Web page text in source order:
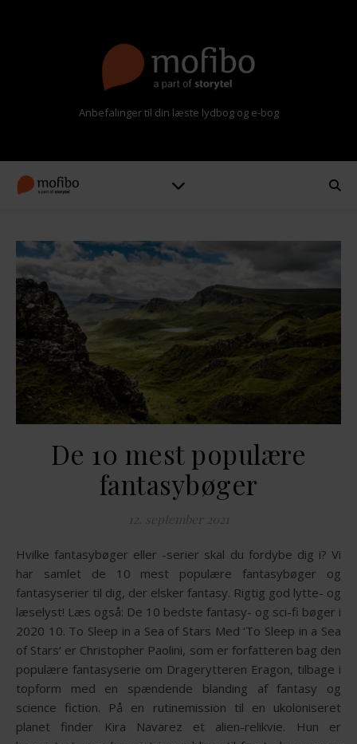
Anbefalinger til din læste lydbog og e-bog
De 10 mest populære
fantasybøger
12. september 2021
Hvilke fantasybøger eller -serier skal du fordybe dig i? Vi
har samlet de 10 mest populære fantasybøger og
fantasyserier til dig, der elsker fantasy. Rigtig god lytte- og
læselyst! Læs også: De 10 bedste fantasy- og sci-fi bøger i
2020 10. To Sleep in a Sea of Stars Med ‘To Sleep in a Sea
of Stars‘ er Christopher Paolini, som er forfatteren bag den
populære fantasyserie om Dragerytteren Eragon, tilbage i
topform med en spændende blanding af fantasy og
science fiction. På en rutinemission til en ukoloniseret
planet finder Kira Navarez et alien-relikvie. Hun er